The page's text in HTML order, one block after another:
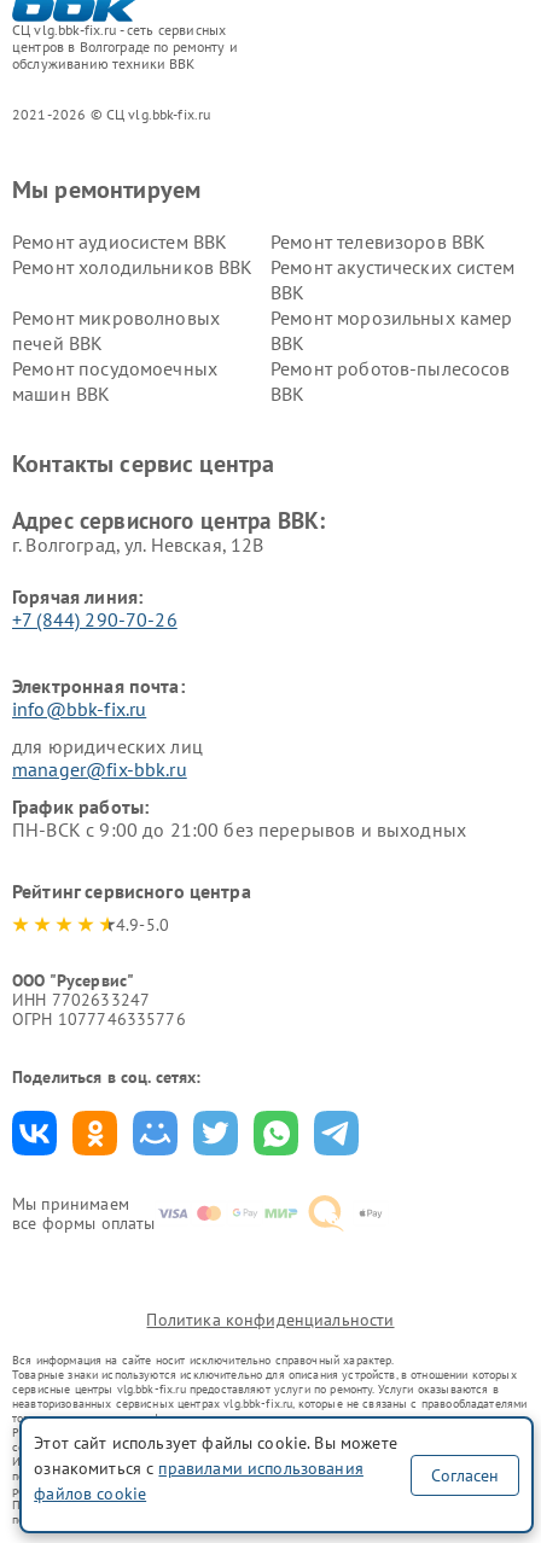
СЦ vlg.bbk-fix.ru - сеть сервисных
центров в Волгограде по ремонту и
обслуживанию техники BBK
2021-2026 © СЦ vlg.bbk-fix.ru
Мы принимаем
все формы оплаты
Мы ремонтируем
Ремонт аудиосистем BBK
Ремонт телевизоров BBK
Ремонт холодильников BBK
Ремонт акустических систем
BBK
Ремонт микроволновых
печей BBK
Ремонт морозильных камер
BBK
Ремонт посудомоечных
машин BBK
Ремонт роботов-пылесосов
BBK
Ремонт винных шкафов BBK
Контакты сервис центра
Адрес сервисного центра BBK:
г. Волгоград, ул. Невская, 12В
Горячая линия:
+7 (844) 290-70-26
Электронная почта:
info@bbk-fix.ru
для юридических лиц
manager@fix-bbk.ru
График работы:
ПН-ВСК с 9:00 до 21:00 без перерывов и выходных
Рейтинг сервисного центра
4.9-5.0
ООО "Русервис"
ИНН 7702633247
ОГРН 1077746335776
Поделиться в соц. сетях:
Политика конфиденциальности
Вся информация на сайте носит исключительно справочный характер.
Товарные знаки используются исключительно для описания устройств, в отношении которых
сервисные центры vlg.bbk-fix.ru предоставляют услуги по ремонту. Услуги оказываются в
неавторизованных сервисных центрах vlg.bbk-fix.ru, которые не связаны с правообладателями
товарных знаков или их официальными представителями.
Ремонт осуществляется для устройств, уже введенных в гражданский оборот в соответствии
со статьей 1487 ГК РФ.
Использование товарных знаков не преследует цели индивидуализации услуг или введения
потребителей в заблуждение, а служит для информирования о предоставляемых услугах по
ремонту техники указанных брендов.
Представленная на сайте информация не является публичной офертой, определяемой
положениями Статьи 437(2) Гражданского кодекса РФ
Этот сайт использует файлы cookie. Вы можете
ознакомиться с правилами использования
файлов cookie
Согласен